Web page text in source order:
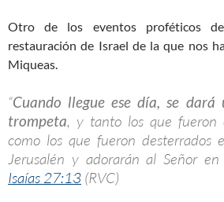
Otro de los eventos proféticos
restauración de Israel de la que nos
Miqueas.
“Cuando llegue ese día, se
trompeta, y tanto los que fueron
como los que fueron desterrados
Jerusalén y adorarán al Señor
Isaías 27:13 (RVC)